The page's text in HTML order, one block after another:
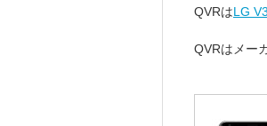
QVRはLG
QVRはメー